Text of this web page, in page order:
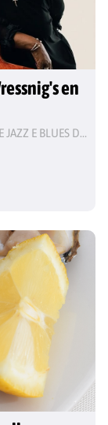
en
32º FESTIVAL INTERNACIONAL DE JAZZ E BLUES DE PONTEVEDRA